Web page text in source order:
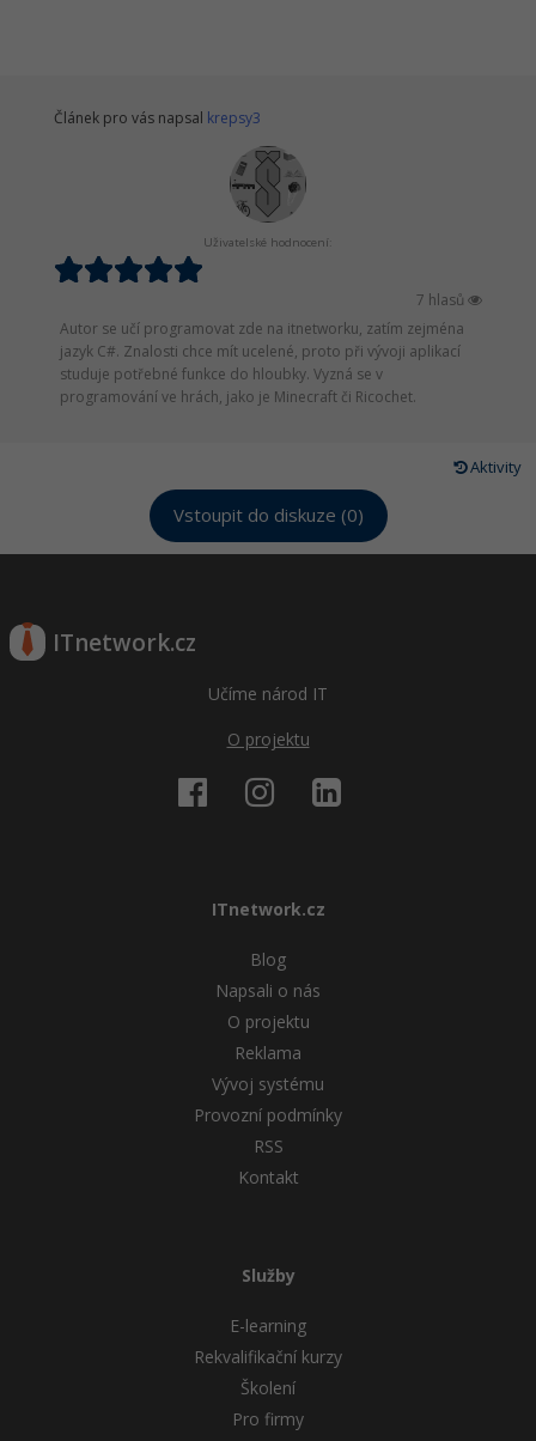
Článek pro vás napsal krepsy3
Uživatelské hodnocení:
7 hlasů
Autor se učí programovat zde na itnetworku, zatím zejména
jazyk C#. Znalosti chce mít ucelené, proto při vývoji aplikací
studuje potřebné funkce do hloubky. Vyzná se v
programování ve hrách, jako je Minecraft či Ricochet.
Aktivity
Vstoupit do diskuze (0)
ITnetwork.cz
Učíme národ IT
O projektu
ITnetwork.cz
Blog
Napsali o nás
O projektu
Reklama
Vývoj systému
Provozní podmínky
RSS
Kontakt
Služby
E-learning
Rekvalifikační kurzy
Školení
Pro firmy